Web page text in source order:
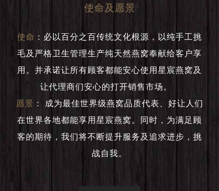
使命及愿景
使命 ： 必以百分之百传统文化根源，以纯手工挑
毛及严格卫生管理生产纯天然燕窝奉献给客户享
用。并承诺让所有顾客都能安心使用星宸燕窝及
让代理商们安心的打开销售市场。
愿景 ：
成为最佳世界级燕窝品质代表、好让人们
在世界各地都能享用星宸燕窝。同时，为满足顾
客的期待，我们将不断提升服务及追求进步，挑
战自我。